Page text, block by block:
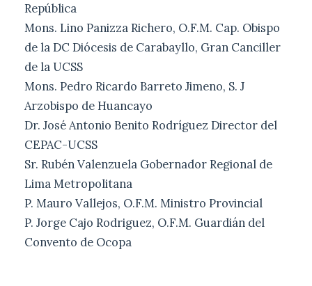
República
Mons. Lino Panizza Richero, O.F.M. Cap. Obispo
de la DC Diócesis de Carabayllo, Gran Canciller
de la UCSS
Mons. Pedro Ricardo Barreto Jimeno, S. J
Arzobispo de Huancayo
Dr. José Antonio Benito Rodríguez Director del
CEPAC-UCSS
Sr. Rubén Valenzuela Gobernador Regional de
Lima Metropolitana
P. Mauro Vallejos, O.F.M. Ministro Provincial
P. Jorge Cajo Rodriguez, O.F.M. Guardián del
Convento de Ocopa